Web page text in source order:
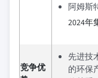
阿姆斯
2024年
竞争优
先进技
的环保